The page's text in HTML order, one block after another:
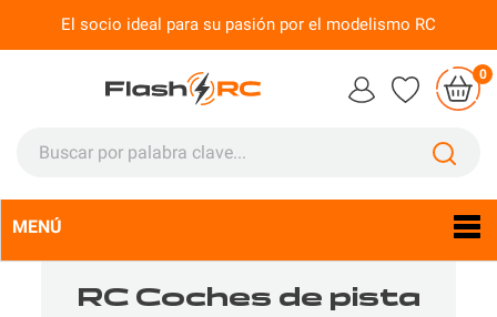
El socio ideal para su pasión por el modelismo RC
0
MENÚ
Idioma:
RC Coches de pista